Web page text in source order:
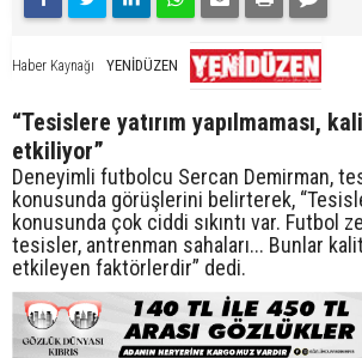
Haber Kaynağı YENİDÜZEN
“Tesislere yatırım yapılmaması,
etkiliyor”
Deneyimli futbolcu Sercan Demirman,
konusunda görüşlerini belirterek,
konusunda çok ciddi sıkıntı var. Futbol
tesisler, antrenman sahaları... Bunlar
etkileyen faktörlerdir” dedi.